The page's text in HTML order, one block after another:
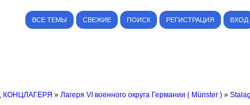
ВСЕ ТЕМЫ СВЕЖИЕ ПОИСК РЕГИСТРАЦИЯ ВХОД
» Лагеря VI военного округа Германии ( Münster ) »